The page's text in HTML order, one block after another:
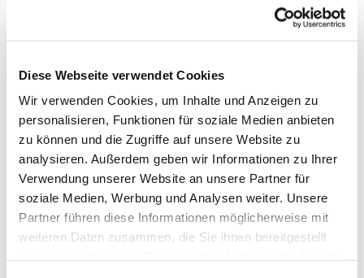
Diese Webseite verwendet Cookies
Wir verwenden Cookies, um Inhalte und Anzeigen zu
personalisieren, Funktionen für soziale Medien anbieten
zu können und die Zugriffe auf unsere Website zu
analysieren. Außerdem geben wir Informationen zu Ihrer
Verwendung unserer Website an unsere Partner für
soziale Medien, Werbung und Analysen weiter. Unsere
Partner führen diese Informationen möglicherweise mit
weiteren Daten zusammen, die Sie ihnen bereitgestellt